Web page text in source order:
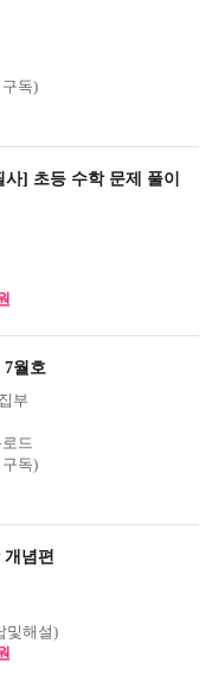
독)
] 초등 수학 문제 풀이
7월호
부
드
독)
개념편
및해설)